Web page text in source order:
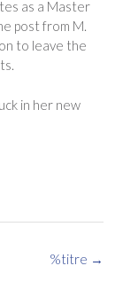
as a Master
post from M.
to leave the
in her new
%titre →